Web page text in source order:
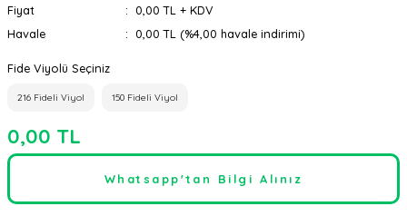
Fiyat
0,00 TL + KDV
Havale
0,00 TL (%4,00 havale indirimi)
Fide Viyolü Seçiniz
216 Fideli Viyol 150 Fideli Viyol
0,00 TL
Whatsapp'tan Bilgi Alınız